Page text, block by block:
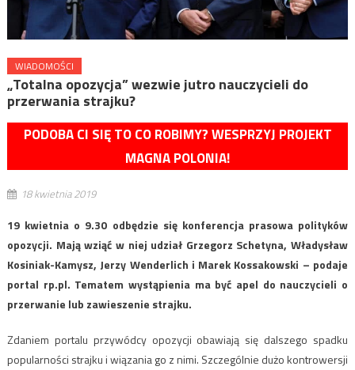
WIADOMOŚCI
„Totalna opozycja” wezwie jutro nauczycieli do
przerwania strajku?
PODOBA CI SIĘ TO CO ROBIMY? WESPRZYJ PROJEKT
MAGNA POLONIA!
18 kwietnia 2019
19 kwietnia o 9.30 odbędzie się konferencja prasowa polityków
opozycji. Mają wziąć w niej udział Grzegorz Schetyna, Władysław
Kosiniak-Kamysz, Jerzy Wenderlich i Marek Kossakowski – podaje
portal rp.pl. Tematem wystąpienia ma być apel do nauczycieli o
przerwanie lub zawieszenie strajku.
Zdaniem portalu przywódcy opozycji obawiają się dalszego spadku
popularności strajku i wiązania go z nimi. Szczególnie dużo kontrowersji